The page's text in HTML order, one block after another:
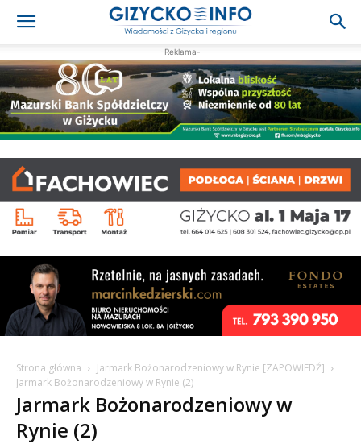
-Reklama-
Strona główna
Jarmark Bożonarodzeniowy w Rynie [ZAPOWIEDŹ]
Jarmark Bożonarodzeniowy w Rynie (2)
Jarmark Bożonarodzeniowy w
Rynie (2)